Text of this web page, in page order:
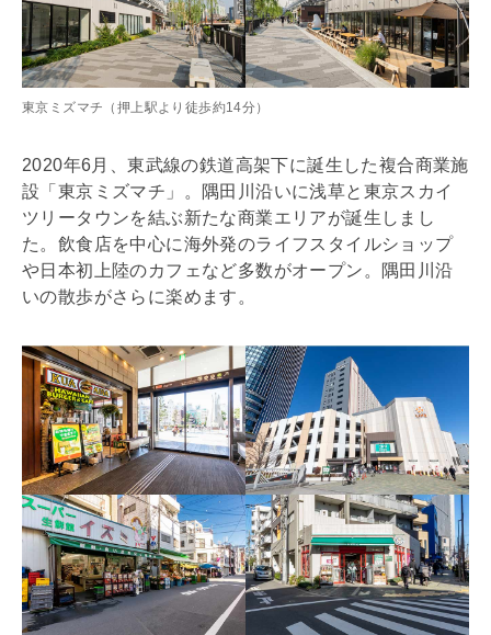
東京ミズマチ（押上駅より徒歩約14分）
2020年6月、東武線の鉄道高架下に誕生した複合商業施
設「東京ミズマチ」。隅田川沿いに浅草と東京スカイ
ツリータウンを結ぶ新たな商業エリアが誕生しまし
た。飲食店を中心に海外発のライフスタイルショップ
や日本初上陸のカフェなど多数がオープン。隅田川沿
いの散歩がさらに楽めます。